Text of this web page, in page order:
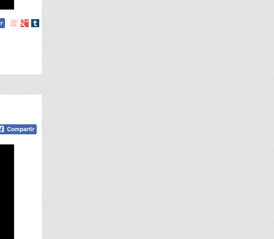
Compartir
Compartir
Compartir